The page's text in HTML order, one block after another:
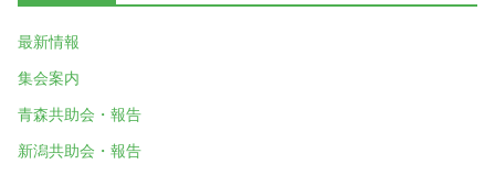
最新情報
集会案内
青森共助会・報告
新潟共助会・報告